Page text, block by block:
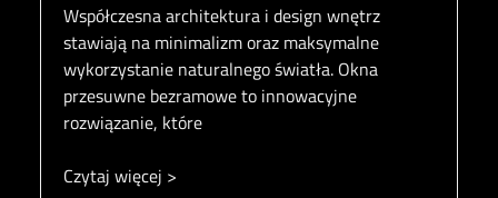
Współczesna architektura i design wnętrz
stawiają na minimalizm oraz maksymalne
wykorzystanie naturalnego światła. Okna
przesuwne bezramowe to innowacyjne
rozwiązanie, które
Czytaj więcej >